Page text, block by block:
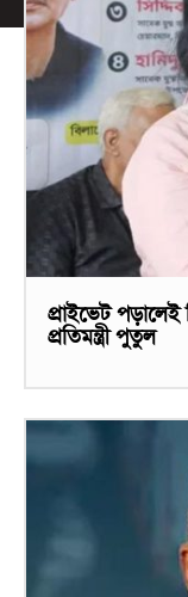
প্রাইভেট
প্রতিমন্ত্রী পুতুল